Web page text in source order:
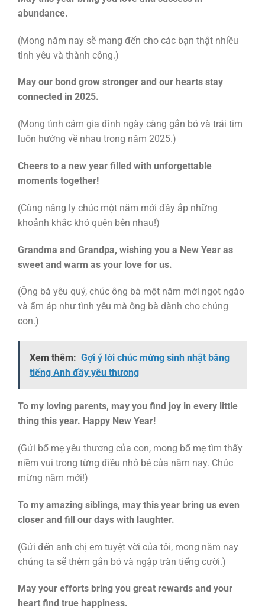
abundance.
(Mong năm nay sẽ mang đến cho các bạn thật nhiều
tình yêu và thành công.)
May our bond grow stronger and our hearts stay
connected in 2025.
(Mong tình cảm gia đình ngày càng gắn bó và trái tim
luôn hướng về nhau trong năm 2025.)
Cheers to a new year filled with unforgettable
moments together!
(Cùng nâng ly chúc một năm mới đầy ắp những
khoảnh khắc khó quên bên nhau!)
Grandma and Grandpa, wishing you a New Year as
sweet and warm as your love for us.
(Ông bà yêu quý, chúc ông bà một năm mới ngọt ngào
và ấm áp như tình yêu mà ông bà dành cho chúng
con.)
Xem thêm: Gợi ý lời chúc mừng sinh nhật bằng
tiếng Anh đầy yêu thương
To my loving parents, may you find joy in every little
thing this year. Happy New Year!
(Gửi bố mẹ yêu thương của con, mong bố mẹ tìm thấy
niềm vui trong từng điều nhỏ bé của năm nay. Chúc
mừng năm mới!)
To my amazing siblings, may this year bring us even
closer and fill our days with laughter.
(Gửi đến anh chị em tuyệt vời của tôi, mong năm nay
chúng ta sẽ thêm gắn bó và ngập tràn tiếng cười.)
May your efforts bring you great rewards and your
heart find true happiness.